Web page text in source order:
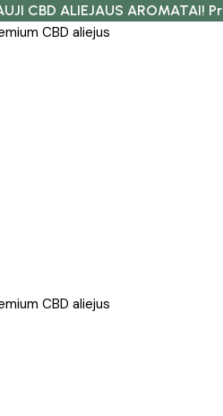
CBD ALIEJAUS AROMATAI!